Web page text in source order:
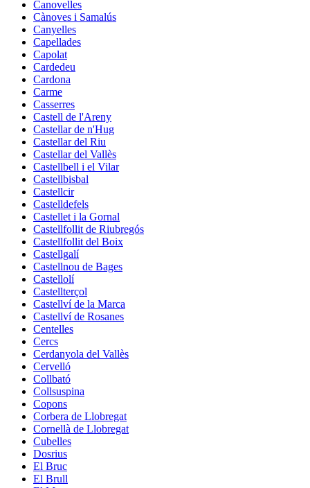
Canovelles
Cànoves i Samalús
Canyelles
Capellades
Capolat
Cardedeu
Cardona
Carme
Casserres
Castell de l'Areny
Castellar de n'Hug
Castellar del Riu
Castellar del Vallès
Castellbell i el Vilar
Castellbisbal
Castellcir
Castelldefels
Castellet i la Gornal
Castellfollit de Riubregós
Castellfollit del Boix
Castellgalí
Castellnou de Bages
Castellolí
Castellterçol
Castellví de la Marca
Castellví de Rosanes
Centelles
Cercs
Cerdanyola del Vallès
Cervelló
Collbató
Collsuspina
Copons
Corbera de Llobregat
Cornellà de Llobregat
Cubelles
Dosrius
El Bruc
El Brull